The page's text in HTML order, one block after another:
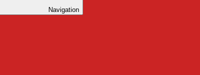
Navigation